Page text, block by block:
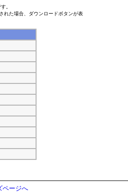
。
れた場合、ダウンロードボタンが表
ページへ